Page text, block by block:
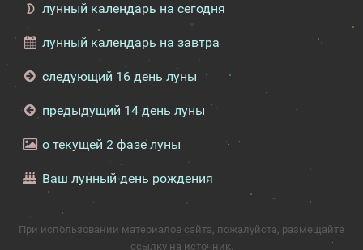
лунный календарь на сегодня
лунный календарь на завтра
следующий 16 день луны
предыдущий 14 день луны
о текущей 2 фазе луны
Ваш лунный день рождения
При использовании материалов сайта, пожалуйста, размещайте
ссылку на источник.